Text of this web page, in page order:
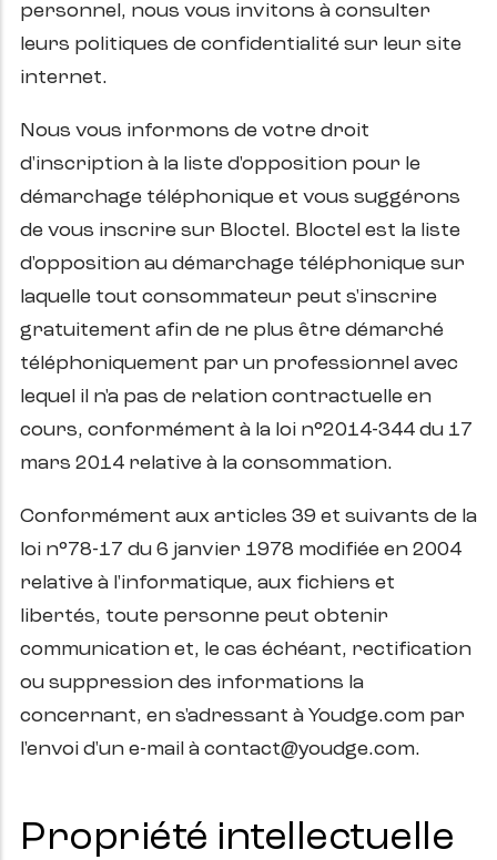
personnel, nous vous invitons à consulter
leurs politiques de confidentialité sur leur site
internet.
Nous vous informons de votre droit
d'inscription à la liste d'opposition pour le
démarchage téléphonique et vous suggérons
de vous inscrire sur Bloctel. Bloctel est la liste
d'opposition au démarchage téléphonique sur
laquelle tout consommateur peut s'inscrire
gratuitement afin de ne plus être démarché
téléphoniquement par un professionnel avec
lequel il n'a pas de relation contractuelle en
cours, conformément à la loi n°2014-344 du 17
mars 2014 relative à la consommation.
Conformément aux articles 39 et suivants de la
loi n°78-17 du 6 janvier 1978 modifiée en 2004
relative à l'informatique, aux fichiers et
libertés, toute personne peut obtenir
communication et, le cas échéant, rectification
ou suppression des informations la
concernant, en s'adressant à Youdge.com par
l'envoi d'un e-mail à contact@youdge.com.
Propriété intellectuelle